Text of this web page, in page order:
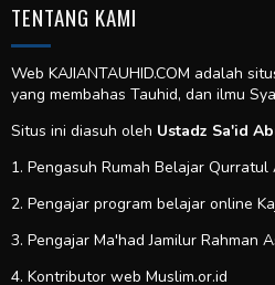
TENTANG KAMI
Web KAJIANTAUHID.COM adalah
yang membahas Tauhid, dan ilmu
Situs ini diasuh oleh Ustadz Sa'id
1. Pengasuh Rumah Belajar Qurratul
2. Pengajar program belajar online
3. Pengajar Ma'had Jamilur Rahman
4. Kontributor web Muslim.or.id